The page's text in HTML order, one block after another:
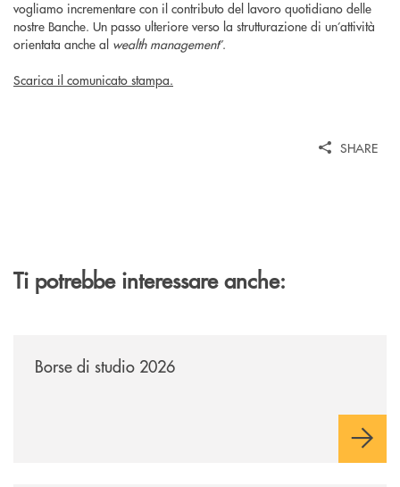
vogliamo incrementare con il contributo del lavoro quotidiano delle
nostre Banche. Un passo ulteriore verso la strutturazione di un’attività
orientata anche al wealth management”.
Scarica il comunicato stampa.
SHARE
Ti potrebbe interessare anche:
Borse di studio 2026